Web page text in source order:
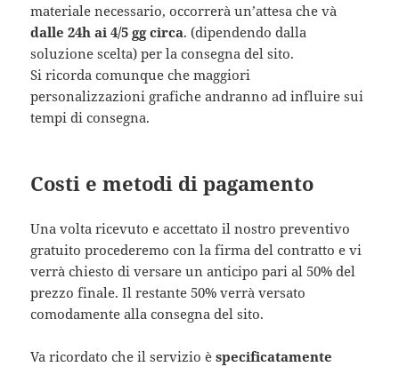
materiale necessario, occorrerà un’attesa che và
dalle 24h ai 4/5 gg circa. (dipendendo dalla
soluzione scelta) per la consegna del sito.
Si ricorda comunque che maggiori
personalizzazioni grafiche andranno ad influire sui
tempi di consegna.
Costi e metodi di pagamento
Una volta ricevuto e accettato il nostro preventivo
gratuito procederemo con la firma del contratto e vi
verrà chiesto di versare un anticipo pari al 50% del
prezzo finale. Il restante 50% verrà versato
comodamente alla consegna del sito.
Va ricordato che il servizio èspecificatamente